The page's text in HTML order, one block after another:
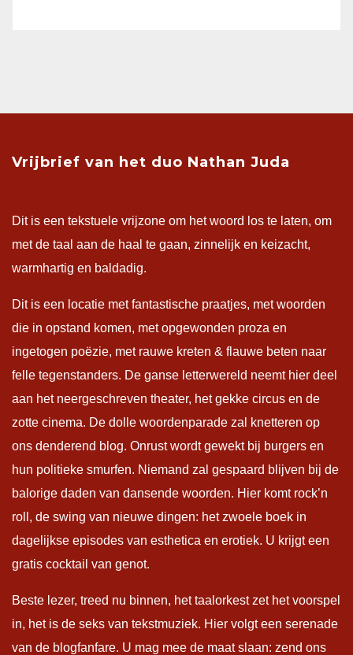
Vrijbrief van het duo Nathan Juda
Dit is een tekstuele vrijzone om het woord los te laten, om
met de taal aan de haal te gaan, zinnelijk en keizacht,
warmhartig en baldadig.
Dit is een locatie met fantastische praatjes, met woorden
die in opstand komen, met opgewonden proza en
ingetogen poëzie, met rauwe kreten & flauwe beten naar
felle tegenstanders. De ganse letterwereld neemt hier deel
aan het neergeschreven theater, het gekke circus en de
zotte cinema. De dolle woordenparade zal knetteren op
ons denderend blog. Onrust wordt gewekt bij burgers en
hun politieke smurfen. Niemand zal gespaard blijven bij de
balorige daden van dansende woorden. Hier komt rock’n
roll, de swing van nieuwe dingen: het zwoele boek in
dagelijkse episodes van esthetica en erotiek. U krijgt een
gratis cocktail van genot.
Beste lezer, treed nu binnen, het taalorkest zet het voorspel
in, het is de seks van tekstmuziek. Hier volgt een serenade
van de blogfanfare. U mag mee de maat slaan: zend ons